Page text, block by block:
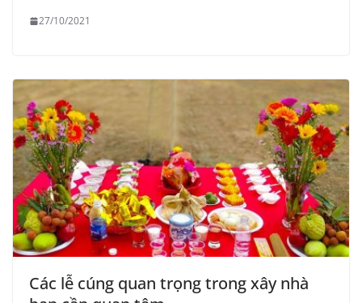
27/10/2021
Các lễ cúng quan trọng trong xây nhà